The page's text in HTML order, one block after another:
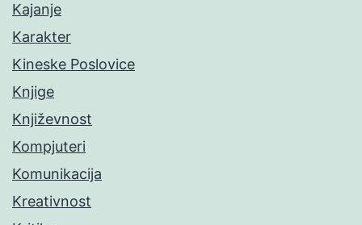
Kajanje
Karakter
Kineske Poslovice
Knjige
Književnost
Kompjuteri
Komunikacija
Kreativnost